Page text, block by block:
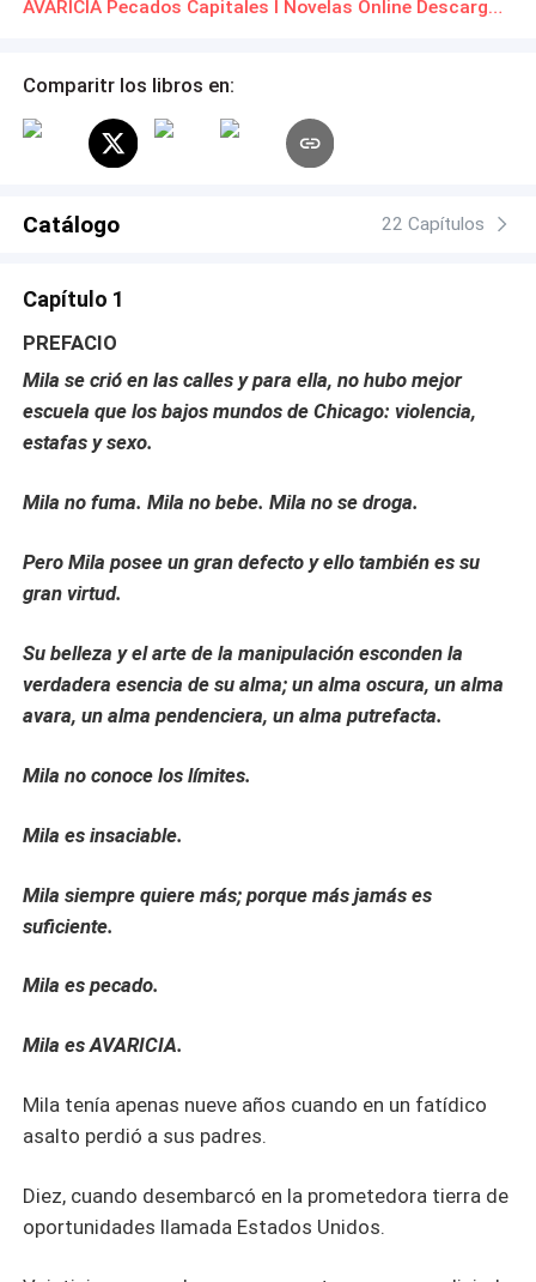
AVARICIA Pecados Capitales I Novelas Online Descarga gratuita de PDF
Comparitr los libros en:
Catálogo 22 Capítulos
Capítulo 1
PREFACIO
Mila se crió en las calles y para ella, no hubo mejor
escuela que los bajos mundos de Chicago: violencia,
estafas y sexo.
Mila no fuma. Mila no bebe. Mila no se droga.
Pero Mila posee un gran defecto y ello también es su
gran virtud.
Su belleza y el arte de la manipulación esconden la
verdadera esencia de su alma; un alma oscura, un alma
avara, un alma pendenciera, un alma putrefacta.
Mila no conoce los límites.
Mila es insaciable.
Mila siempre quiere más; porque más jamás es
suficiente.
Mila es pecado.
Mila es AVARICIA.
Mila tenía apenas nueve años cuando en un fatídico
asalto perdió a sus padres.
Diez, cuando desembarcó en la prometedora tierra de
oportunidades llamada Estados Unidos.